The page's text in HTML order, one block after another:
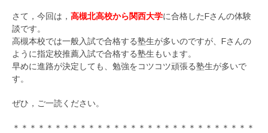
さて，今回は， 高槻北高校から関西大学に合格したFさんの体験
談です。
高槻本校では一般入試で合格する塾生が多いのですが、Fさんの
ように指定校推薦入試で合格する塾生もいます。
早めに進路が決定しても、勉強をコツコツ頑張る塾生が多いで
す。
ぜひ，ご一読ください。
＊＊＊＊＊＊＊＊＊＊＊＊＊＊＊＊＊＊＊＊＊＊＊＊＊＊＊＊＊